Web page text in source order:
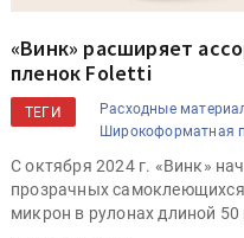
«Винк» расширяет
пленок Foletti
ТЕГИ Расходные
Широкоформатная
С октября 2024 г. «Винк»
прозрачных
микрон в рулонах длиной